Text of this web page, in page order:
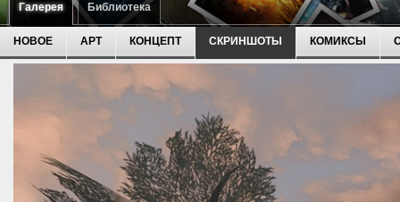
Галерея Библиотека
НОВОЕ АРТ КОНЦЕПТ СКРИНШОТЫ КОМИКСЫ